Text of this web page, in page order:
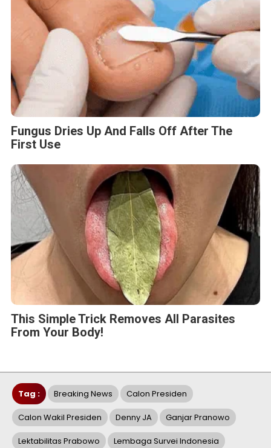
Fungus Dries Up And Falls Off After The
First Use
This Simple Trick Removes All Parasites
From Your Body!
Tag : Breaking News Calon Presiden
Calon Wakil Presiden Denny JA Ganjar Pranowo
Lektabilitas Prabowo Lembaga Survei Indonesia